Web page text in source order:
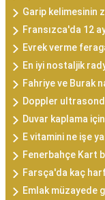
Garip kelimesinin
Fransızca'da 12
Evrek verme
En iyi nostaljik
Fahriye ve Burak
Doppler
Duvar kaplama
E vitamini ne işe
Fenerbahçe Kart
Farsça'da kaç harf
Emlak müzayede